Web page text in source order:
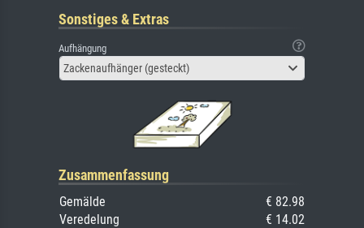
Sonstiges & Extras
Aufhängung
Zackenaufhänger (gesteckt)
Zusammenfassung
Gemälde
€ 82.98
Veredelung
€ 14.02